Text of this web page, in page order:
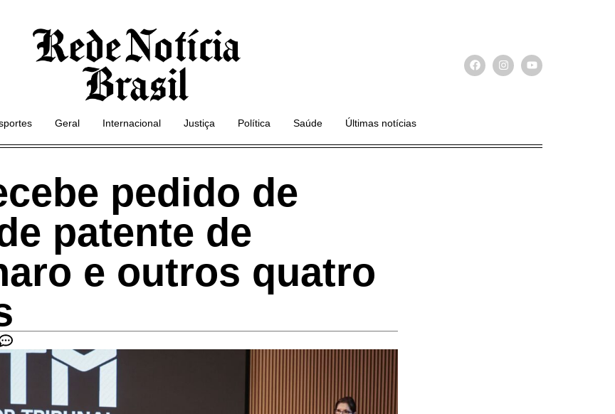
Geral Internacional Justiça Política Saúde Últimas notícias
pedido de
patente de
e outros quatro